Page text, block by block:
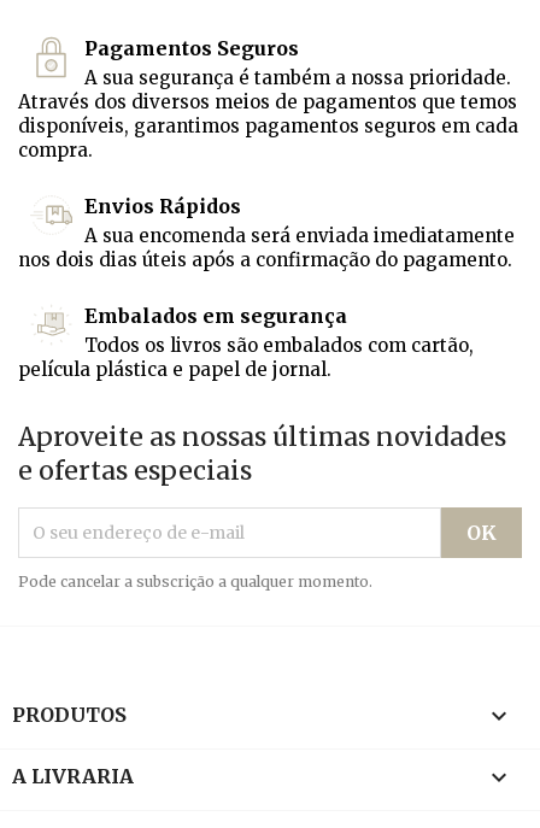
Pagamentos Seguros
A sua segurança é também a nossa prioridade.
Através dos diversos meios de pagamentos que temos
disponíveis, garantimos pagamentos seguros em cada
compra.
Envios Rápidos
A sua encomenda será enviada imediatamente
nos dois dias úteis após a confirmação do pagamento.
Embalados em segurança
Todos os livros são embalados com cartão,
película plástica e papel de jornal.
Aproveite as nossas últimas novidades
e ofertas especiais
Pode cancelar a subscrição a qualquer momento.
PRODUTOS 
A LIVRARIA 